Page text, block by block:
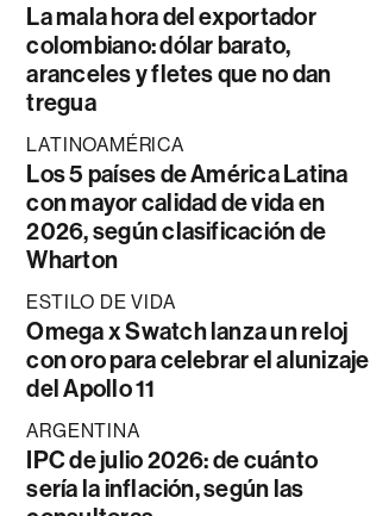
La mala hora del exportador
colombiano: dólar barato,
aranceles y fletes que no dan
tregua
LATINOAMÉRICA
Los 5 países de América Latina
con mayor calidad de vida en
2026, según clasificación de
Wharton
ESTILO DE VIDA
Omega x Swatch lanza un reloj
con oro para celebrar el alunizaje
del Apollo 11
ARGENTINA
IPC de julio 2026: de cuánto
sería la inflación, según las